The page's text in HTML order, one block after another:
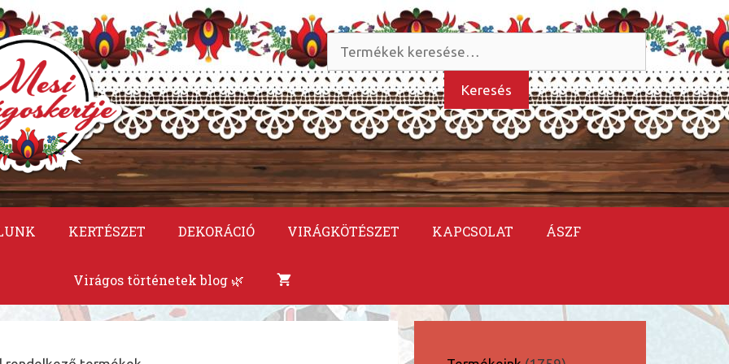
Keresés
a
következőre:
Keresés
KERTÉSZET DEKORÁCIÓ VIRÁGKÖTÉSZET KAPCSOLAT ÁSZF
Virágos történetek blog 🌿